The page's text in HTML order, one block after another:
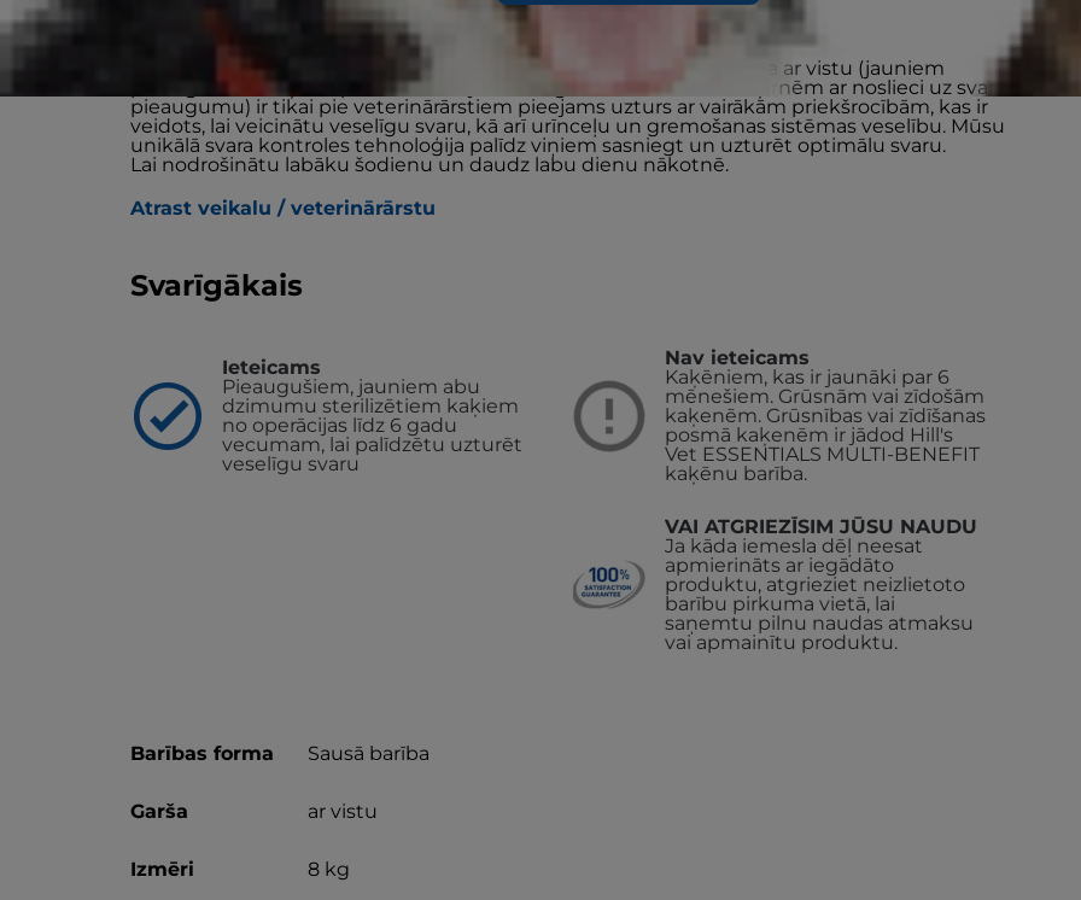
Hill's VET ESSENTIALS MULTI-BENEFIT + WEIGHT sausā kaķu barība ar vistu (jauniem
pieaugušiem kaķiem pēc sterilizācijas līdz 6 gadu vecumam vai šķirnēm ar noslieci uz svara
pieaugumu) ir tikai pie veterinārārstiem pieejams uzturs ar vairākām priekšrocībām, kas ir
veidots, lai veicinātu veselīgu svaru, kā arī urīnceļu un gremošanas sistēmas veselību. Mūsu
unikālā svara kontroles tehnoloģija palīdz viņiem sasniegt un uzturēt optimālu svaru.
Lai nodrošinātu labāku šodienu un daudz labu dienu nākotnē.
Atrast veikalu / veterinārārstu
Svarīgākais
Ieteicams
Pieaugušiem, jauniem abu
dzimumu sterilizētiem kaķiem
no operācijas līdz 6 gadu
vecumam, lai palīdzētu uzturēt
veselīgu svaru
Nav ieteicams
Kaķēniem, kas ir jaunāki par 6
mēnešiem. Grūsnām vai zīdošām
kaķenēm. Grūsnības vai zīdīšanas
posmā kaķenēm ir jādod Hill's
Vet ESSENTIALS MULTI-BENEFIT
kaķēnu barība.
VAI ATGRIEZĪSIM JŪSU NAUDU
Ja kāda iemesla dēļ neesat
apmierināts ar iegādāto
produktu, atgrieziet neizlietoto
barību pirkuma vietā, lai
saņemtu pilnu naudas atmaksu
vai apmainītu produktu.
Barības forma Sausā barība
Garša ar vistu
Izmēri 8 kg